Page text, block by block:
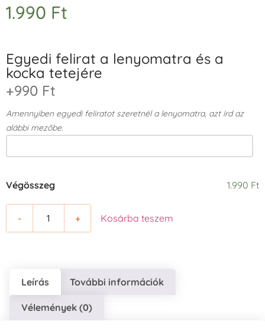
1.990 Ft
Egyedi felirat a lenyomatra és a
kocka tetejére
+990 Ft
Amennyiben egyedi feliratot szeretnél a lenyomatra, azt írd az
alábbi mezőbe.
Végösszeg 1.990 Ft
- + Kosárba teszem
Leírás További információk
Vélemények (0)